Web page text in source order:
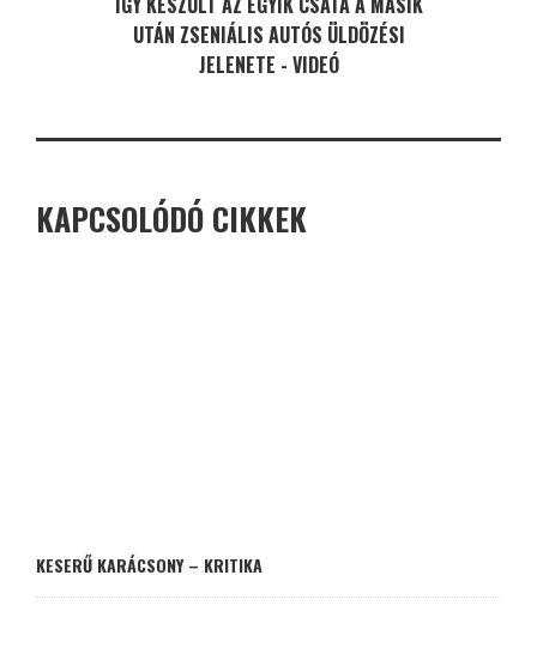
UTÁN ZSENIÁLIS AUTÓS ÜLDÖZÉSI
JELENETE - VIDEÓ
KAPCSOLÓDÓ CIKKEK
KESERŰ KARÁCSONY – KRITIKA